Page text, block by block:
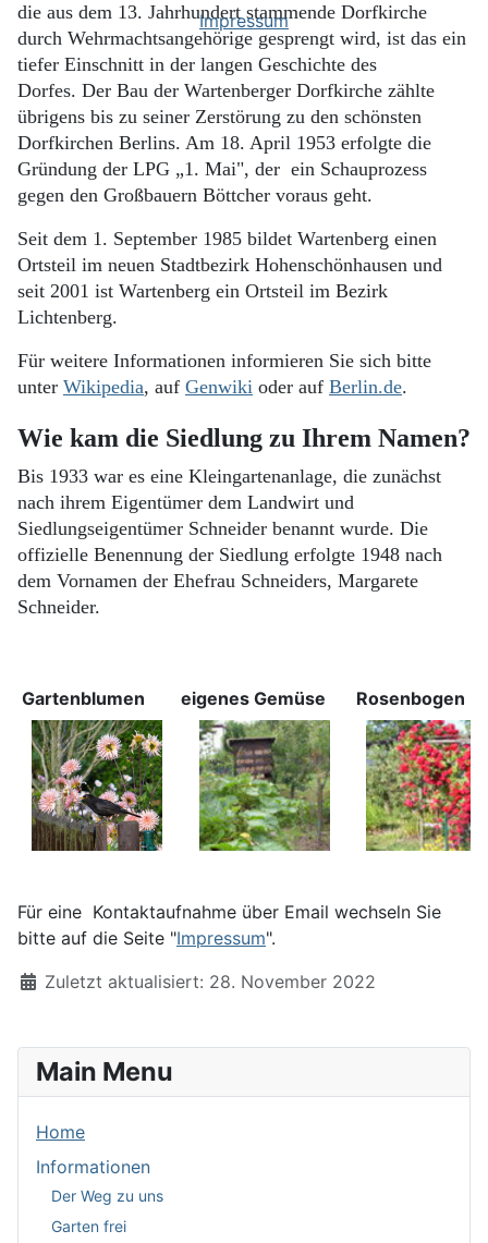
die aus dem 13. Jahrhundert stammende Dorfkirche
durch Wehrmachtsangehörige gesprengt wird, ist das ein
tiefer Einschnitt in der langen Geschichte des
Dorfes. Der Bau der Wartenberger Dorfkirche zählte
übrigens bis zu seiner Zerstörung zu den schönsten
Dorfkirchen Berlins. Am 18. April 1953 erfolgte die
Gründung der LPG „1. Mai", der ein Schauprozess
gegen den Großbauern Böttcher voraus geht.
Seit dem 1. September 1985 bildet Wartenberg einen
Ortsteil im neuen Stadtbezirk Hohenschönhausen und
seit 2001 ist Wartenberg ein Ortsteil im Bezirk
Lichtenberg.
Für weitere Informationen informieren Sie sich bitte
unter Wikipedia, auf Genwiki oder auf Berlin.de.
Wie kam die Siedlung zu Ihrem Namen?
Bis 1933 war es eine Kleingartenanlage, die zunächst
nach ihrem Eigentümer dem Landwirt und
Siedlungseigentümer Schneider benannt wurde. Die
offizielle Benennung der Siedlung erfolgte 1948 nach
dem Vornamen der Ehefrau Schneiders, Margarete
Schneider.
Gartenblumen eigenes Gemüse Rosenbogen
Für eine Kontaktaufnahme über Email wechseln Sie
bitte auf die Seite "Impressum".
DetailsZuletzt aktualisiert: 28. November 2022
Main Menu
Home
Informationen
Der Weg zu uns
Garten frei
Impressum